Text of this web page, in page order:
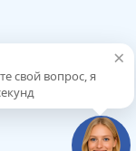
×
свой вопрос, я